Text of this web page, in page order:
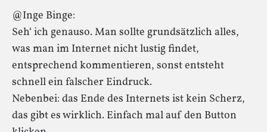
@Inge Binge:
Seh‘ ich genauso. Man sollte grundsätzlich alles,
was man im Internet nicht lustig findet,
entsprechend kommentieren, sonst entsteht
schnell ein falscher Eindruck.
Nebenbei: das Ende des Internets ist kein Scherz,
das gibt es wirklich. Einfach mal auf den Button